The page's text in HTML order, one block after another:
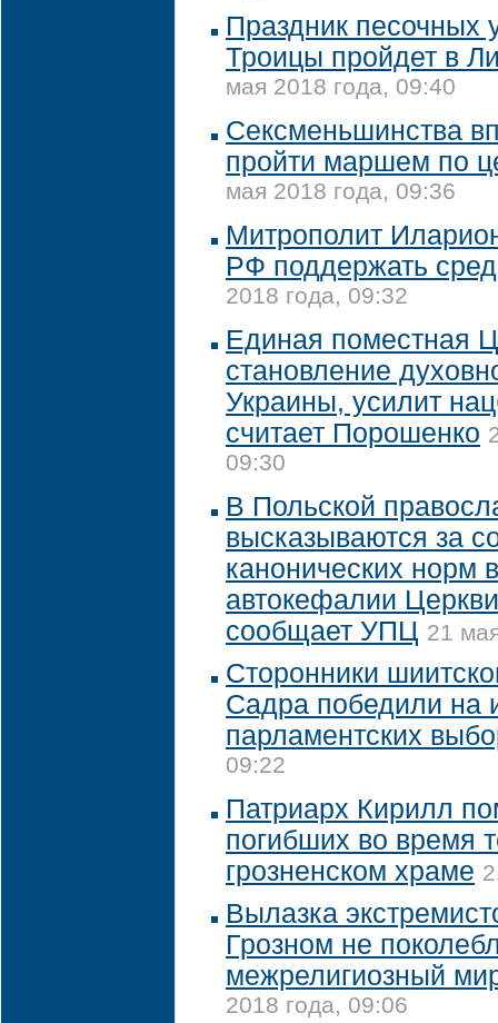
Праздник песочных
Троицы пройдет в
мая 2018 года, 09:40
Сексменьшинства
пройти маршем по
мая 2018 года, 09:36
Митрополит
РФ поддержать
2018 года, 09:32
Единая поместная
становление
Украины, усилит
считает Порошенко
09:30
В Польской
высказываются за
канонических норм
автокефалии
сообщает УПЦ 21
Сторонники
Садра победили на
парламентских
09:22
Патриарх Кирилл
погибших во время
грозненском храме
Вылазка
Грозном не
межрелигиозный
2018 года, 09:06